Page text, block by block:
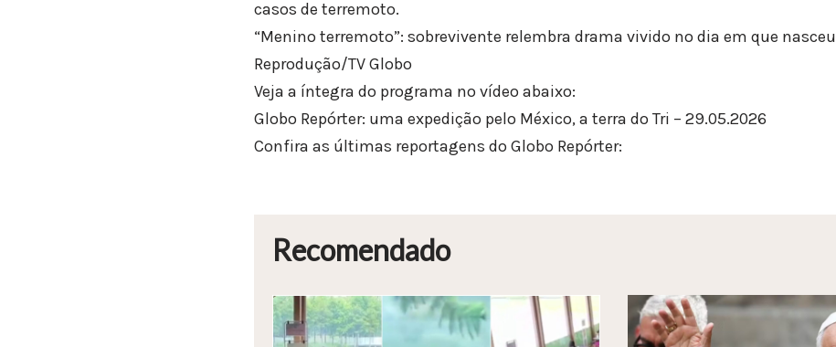
casos de terremoto.
“Menino terremoto”: sobrevivente relembra drama vivido no dia em que nasceu
Reprodução/TV Globo
Veja a íntegra do programa no vídeo abaixo:
Globo Repórter: uma expedição pelo México, a terra do Tri – 29.05.2026
Confira as últimas reportagens do Globo Repórter:
Recomendado